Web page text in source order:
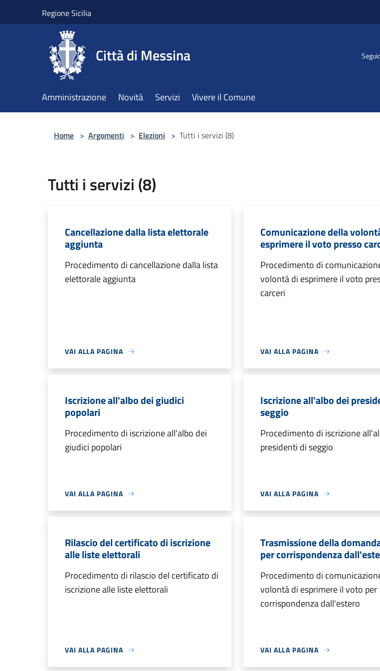
Regione Sicilia
Città di Messina
Amministrazione Novità Servizi Vivere il Comune
Home > Argomenti > Elezioni > Tutti i servizi (8)
Tutti i servizi (8)
Cancellazione dalla lista elettorale
aggiunta
Procedimento di cancellazione dalla lista
elettorale aggiunta
VAI ALLA PAGINA
Comunicazione della
esprimere il voto presso
Procedimento di
volontà di esprimere il voto
carceri
VAI ALLA PAGINA
Iscrizione all'albo dei giudici
popolari
Procedimento di iscrizione all'albo dei
giudici popolari
VAI ALLA PAGINA
Iscrizione all'albo dei
seggio
Procedimento di iscrizione
presidenti di seggio
VAI ALLA PAGINA
Rilascio del certificato di iscrizione
alle liste elettorali
Procedimento di rilascio del certificato di
iscrizione alle liste elettorali
VAI ALLA PAGINA
Trasmissione della
per corrispondenza
Procedimento di
volontà di esprimere il voto per
corrispondenza dall'estero
VAI ALLA PAGINA